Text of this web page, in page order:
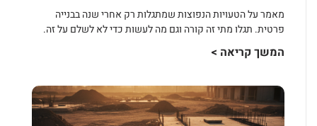
מאמר על הטעויות הנפוצות שמתגלות רק אחרי שנה בבנייה
פרטית. תגלו מתי זה קורה וגם מה לעשות כדי לא לשלם על זה.
המשך קריאה >